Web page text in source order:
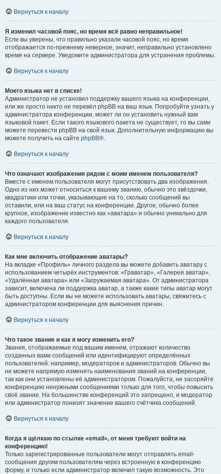
Вернуться к началу
Я изменил часовой пояс, но время всё равно неправильное!
Если вы уверены, что правильно указали часовой пояс, но время
отображается по-прежнему неверное, значит, неправильно установлено
время на сервере. Уведомите администратора для устранения проблемы.
Вернуться к началу
Моего языка нет в списке!
Администратор не установил поддержку вашего языка на конференции,
или же просто никто не перевёл phpBB на ваш язык. Попробуйте узнать у
администратора конференции, может ли он установить нужный вам
языковой пакет. Если такого языкового пакета не существует, то вы сами
можете перевести phpBB на свой язык. Дополнительную информацию вы
можете получить на сайте phpBB®.
Вернуться к началу
Что означают изображения рядом с моим именем пользователя?
Вместе с именем пользователя могут присутствовать два изображения.
Одно из них может относиться к вашему званию, обычно это звёздочки,
квадратики или точки, указывающие на то, сколько сообщений вы
оставили, или на ваш статус на конференции. Другое, обычно более
крупное, изображение известно как «аватара» и обычно уникально для
каждого пользователя.
Вернуться к началу
Как мне включить отображение аватары?
На вкладке «Профиль» личного раздела вы можете добавить аватару с
использованием четырёх инструментов: «Граватар», «Галерея аватар»,
«Удалённая аватара» или «Загружаемая аватара». От администратора
зависит, включена ли поддержка аватар, а также какие типы аватар могут
быть доступны. Если вы не можете использовать аватары, свяжитесь с
администратором конференции для выяснения причин.
Вернуться к началу
Что такое звание и как я могу изменить его?
Звания, отображаемые под вашим именем, отражают количество
созданных вами сообщений или идентифицируют определённых
пользователей: например, модераторов и администраторов. Обычно вы
не можете напрямую изменять наименования званий на конференции,
так как они установлены её администратором. Пожалуйста, не засоряйте
конференцию ненужными сообщениями только для того, чтобы повысить
своё звание. На большинстве конференций это запрещено, и модератор
или администратор понизят значение вашего счётчика сообщений.
Вернуться к началу
Когда я щёлкаю по ссылке «email», от меня требуют войти на
конференцию!
Только зарегистрированные пользователи могут отправлять email-
сообщения другим пользователям через встроенную в конференцию
форму, и только если администратор включил такую возможность. Это